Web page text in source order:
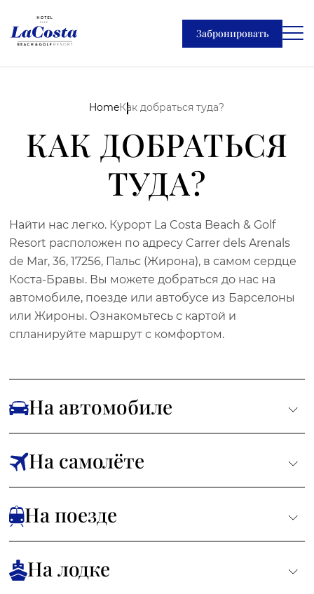
Забронировать
HomeКак добраться туда?
КАК ДОБРАТЬСЯ
ТУДА?
Найти нас легко. Курорт La Costa Beach & Golf
Resort расположен по адресу Carrer dels Arenals
de Mar, 36, 17256, Пальс (Жирона), в самом сердце
Коста-Бравы. Вы можете добраться до нас на
автомобиле, поезде или автобусе из Барселоны
или Жироны. Ознакомьтесь с картой и
спланируйте маршрут с комфортом.
На автомобиле
На самолёте
На поезде
На лодке